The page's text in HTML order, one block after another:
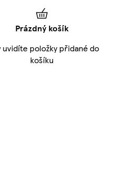
Prázdný košík
uvidíte položky přidané do
košíku